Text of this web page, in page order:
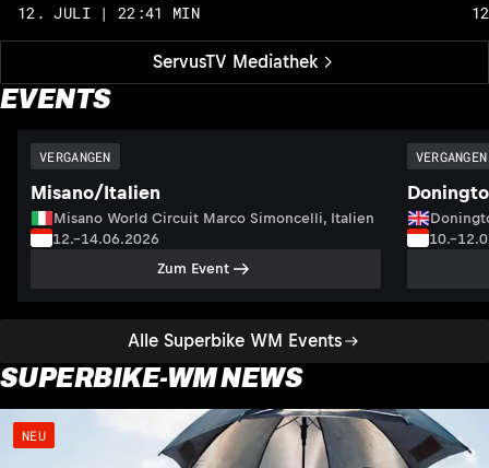
ServusTV Mediathek
12. JULI | 22:41 MIN
EVENTS
Alle Superbike WM Events
VERGANGEN
Misano/Italien
Misano World Circuit Marco Simoncelli, Italien
12.–14.06.2026
Zum Event
VERGANGEN
SUPERBIKE-WM NEWS
NEU